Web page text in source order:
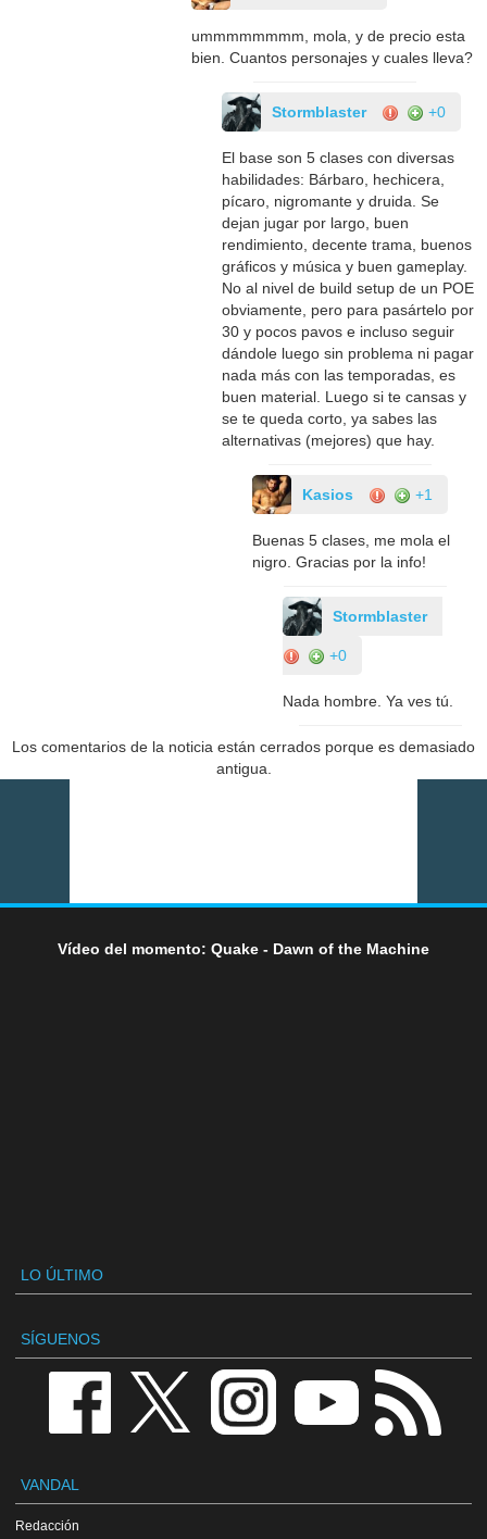
ummmmmmmm, mola, y de precio esta
bien. Cuantos personajes y cuales lleva?
Stormblaster +0
El base son 5 clases con diversas
habilidades: Bárbaro, hechicera,
pícaro, nigromante y druida. Se
dejan jugar por largo, buen
rendimiento, decente trama, buenos
gráficos y música y buen gameplay.
No al nivel de build setup de un POE
obviamente, pero para pasártelo por
30 y pocos pavos e incluso seguir
dándole luego sin problema ni pagar
nada más con las temporadas, es
buen material. Luego si te cansas y
se te queda corto, ya sabes las
alternativas (mejores) que hay.
Kasios +1
Buenas 5 clases, me mola el
nigro. Gracias por la info!
Stormblaster
+0
Nada hombre. Ya ves tú.
Los comentarios de la noticia están cerrados porque es demasiado
antigua.
Vídeo del momento: Quake - Dawn of the Machine
LO ÚLTIMO
SÍGUENOS
VANDAL
Redacción